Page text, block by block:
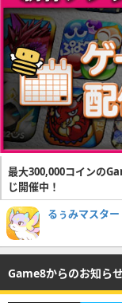
最大300,000コインの
じ開催中！
るぅみマスター
Game8からのお知らせ